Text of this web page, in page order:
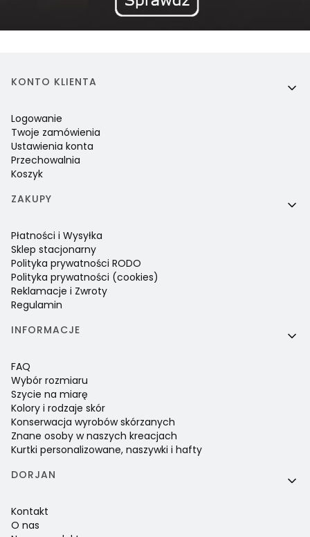
Linki w stopce
KONTO KLIENTA
Logowanie
Twoje zamówienia
Ustawienia konta
Przechowalnia
Koszyk
ZAKUPY
Płatności i Wysyłka
Sklep stacjonarny
Polityka prywatności RODO
Polityka prywatności (cookies)
Reklamacje i Zwroty
Regulamin
INFORMACJE
FAQ
Wybór rozmiaru
Szycie na miarę
Kolory i rodzaje skór
Konserwacja wyrobów skórzanych
Znane osoby w naszych kreacjach
Kurtki personalizowane, naszywki i hafty
DORJAN
Kontakt
O nas